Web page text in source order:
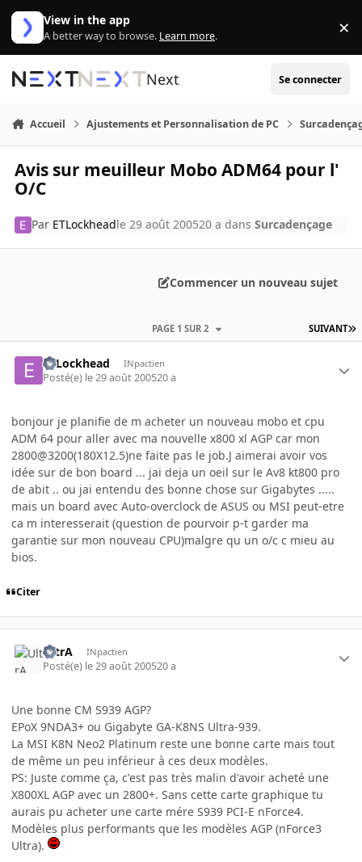
Aller au contenu
View in the app
A better way to browse. Learn more. ×
Next Se connecter
Accueil Ajustements et Personnalisation de PC
Avis sur meuilleur Mobo ADM64 pour l'
O/C
Par ETLockheadle 29 août 200520 a dansSurcadençage
Commencer un nouveau sujet
SUIVANT
PAGE 1 SUR 2
ETLockhead INpactien
Posté(e) le 29 août 200520 a
bonjour je planifie de m acheter un nouveau mobo et cpu
ADM 64 pour aller avec ma nouvelle x800 xl AGP car mon
2800@3200(180X12.5)ne faite pas le job.J aimerai avoir vos
idée sur de bon board ... jai deja un oeil sur le Av8 kt800 pro
de abit .. ou jai entendu des bonne chose sur Gigabytes .....
mais un board avec Auto-overclock de ASUS ou MSI peut-etre
ca m interesserait (question de pourvoir p-t garder ma
garantie sur mon nouveau CPU)malgre qu un o/c c mieu au
bios.
Citer
UltrA INpactien
Posté(e) le 29 août 200520 a
Une bonne CM S939 AGP?
EPoX 9NDA3+ ou Gigabyte GA-K8NS Ultra-939.
La MSI K8N Neo2 Platinum reste une bonne carte mais tout
de même un peu inférieur à ces deux modèles.
PS: Juste comme ça, c'est pas très malin d'avoir acheté une
X800XL AGP avec un 2800+. Sans cette carte graphique tu
aurais pu acheter une carte mére S939 PCI-E nForce4.
Modèles plus performants que les modèles AGP (nForce3
Ultra).